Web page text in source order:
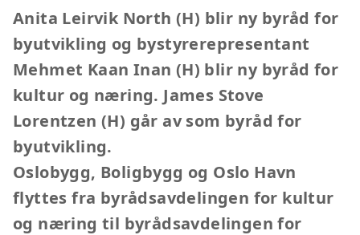
Anita Leirvik North (H) blir ny byråd for
byutvikling og bystyrerepresentant
Mehmet Kaan Inan (H) blir ny byråd for
kultur og næring. James Stove
Lorentzen (H) går av som byråd for
byutvikling.
Oslobygg, Boligbygg og Oslo Havn
flyttes fra byrådsavdelingen for kultur
og næring til byrådsavdelingen for